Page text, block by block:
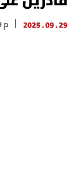
29 . 09 . 2025 02 : 09 م